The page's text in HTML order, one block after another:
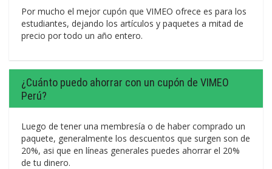
Por mucho el mejor cupón que VIMEO ofrece es para los
estudiantes, dejando los artículos y paquetes a mitad de
precio por todo un año entero.
¿Cuánto puedo ahorrar con un cupón de VIMEO
Perú?
Luego de tener una membresía o de haber comprado un
paquete, generalmente los descuentos que surgen son de
20%, asi que en líneas generales puedes ahorrar el 20%
de tu dinero.